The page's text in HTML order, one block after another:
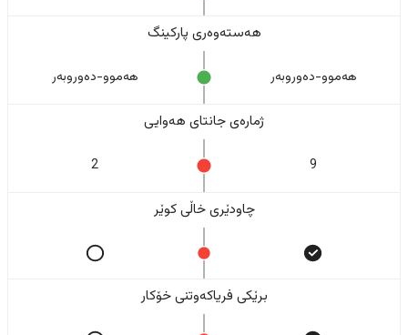
هەستەوەری پارکینگ
هەموو-دەوروبەر هەموو-دەوروبەر
ژمارەی جانتای هەوایی
9
2
چاودێری خاڵی کوێر
برێکی فریاکەوتنی خۆکار